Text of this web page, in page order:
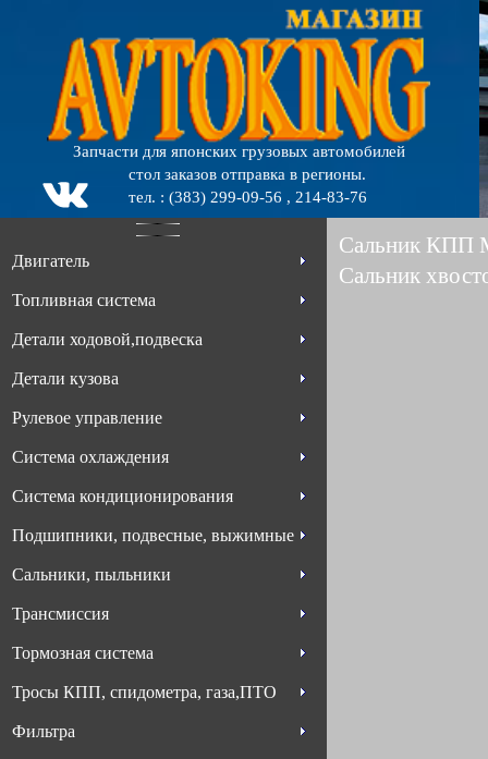
Запчасти для японских грузовых автомобилей
стол заказов отправка в регионы.
тел. : (383) 299-09-56 , 214-83-76
Двигатель
Топливная система
Детали ходовой,подвеска
Детали кузова
Рулевое управление
Система охлаждения
Система кондиционирования
Подшипники, подвесные, выжимные
Сальники, пыльники
Трансмиссия
Тормозная система
Тросы КПП, спидометра, газа,ПТО
Фильтра
Сальник КПП
Сальник